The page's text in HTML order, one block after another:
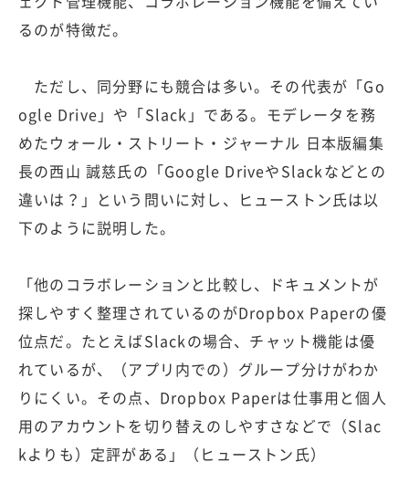
るのが特徴だ。
ただし、同分野にも競合は多い。その代表が「Go
ogle Drive」や「Slack」である。モデレータを務
めたウォール・ストリート・ジャーナル 日本版編集
長の西山 誠慈氏の「Google DriveやSlackなどとの
違いは？」という問いに対し、ヒューストン氏は以
下のように説明した。
「他のコラボレーションと比較し、ドキュメントが
探しやすく整理されているのがDropbox Paperの優
位点だ。たとえばSlackの場合、チャット機能は優
れているが、（アプリ内での）グループ分けがわか
りにくい。その点、Dropbox Paperは仕事用と個人
用のアカウントを切り替えのしやすさなどで（Slac
kよりも）定評がある」（ヒューストン氏）